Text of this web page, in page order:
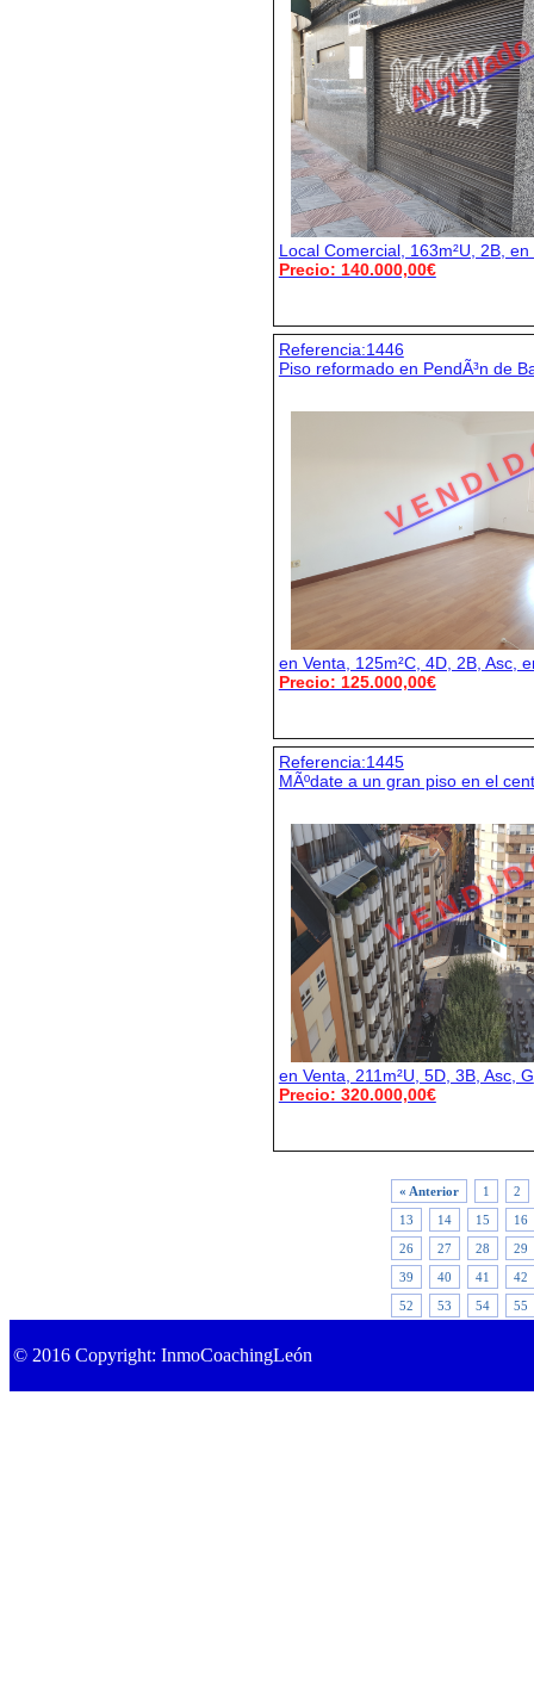
Local Comercial, 163m²U, 2B, en
Precio: 140.000,00€
Referencia:1446
Piso reformado en PendÃ³n de
V E N D I
en Venta, 125m²C, 4D, 2B, Asc,
Precio: 125.000,00€
Referencia:1445
MÃºdate a un gran piso en el
V E N D I
en Venta, 211m²U, 5D, 3B, Asc, G
Precio: 320.000,00€
« Anterior 1
2
13
14 15
16
26
27 28
29
39
40 41
42
52
53 54 55
© 2016 Copyright: InmoCoachingLeón